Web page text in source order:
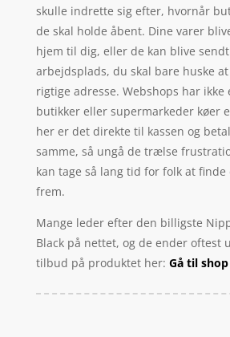
skulle indrette sig efter, hvornår
de skal holde åbent. Dine varer
hjem til dig, eller de kan blive
arbejdsplads, du skal bare huske
rigtige adresse. Webshops har ikke
butikker eller supermarkeder køer
her er det direkte til kassen og
samme, så ungå de trælse
kan tage så lang tid for folk at
frem.
Mange leder efter den billigste
Black på nettet, og de ender oftest
tilbud på produktet her: Gå til shop